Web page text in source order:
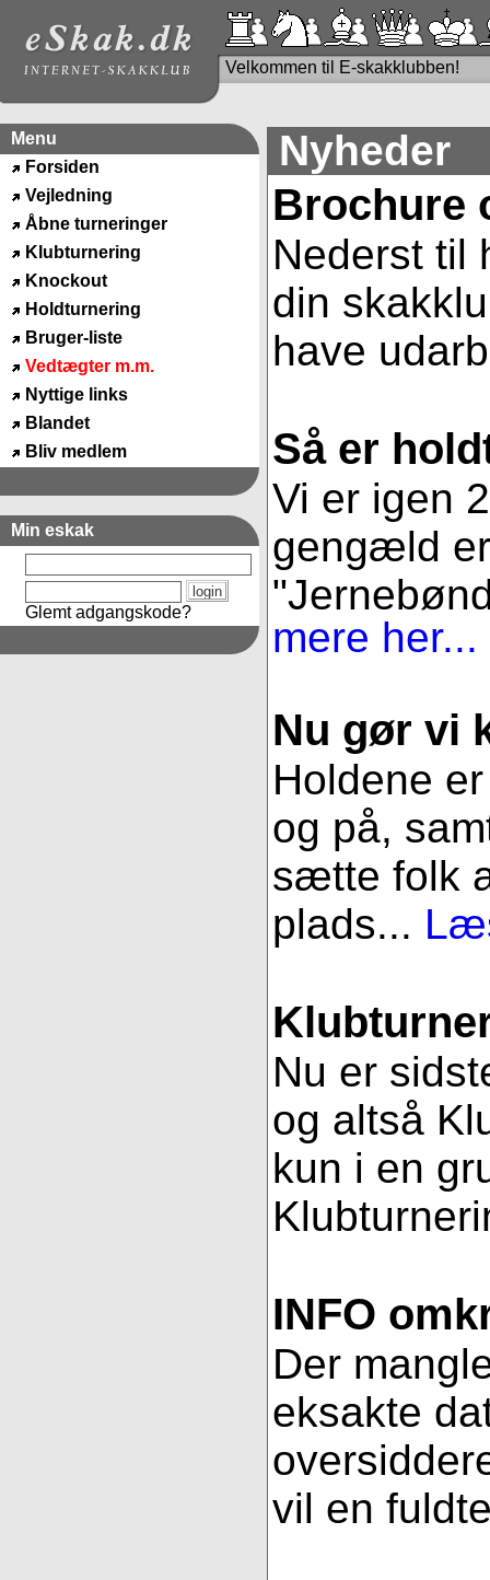
Velkommen til E-skakklubben!
Menu
Forsiden
Vejledning
Åbne turneringer
Klubturnering
Knockout
Holdturnering
Bruger-liste
Vedtægter m.m.
Nyttige links
Blandet
Bliv medlem
Min eskak
Glemt adgangskode?
Nyheder
Brochure
Nederst til
din
have
Så er
Vi er igen
gengæld
mere her...
Nu gør vi
Holdene
og på,
sætte folk
plads...
Nu er
og altså
kun i en
INFO
Der
eksakte
vil en